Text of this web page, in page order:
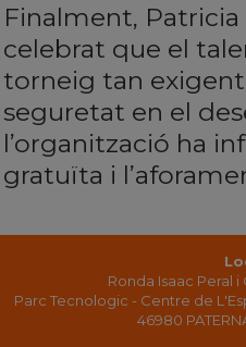
Finalment,
celebrat que el
torneig tan
seguretat en el
l’organització ha
gratuïta i
Ronda Isaac Peral i
Parc Tecnologic - Centre de
46980